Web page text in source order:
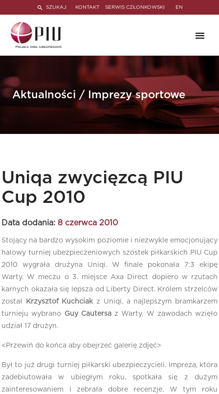
SZUKAJ KONTAKT SERWIS CZŁONKOWSKI EN
Aktualności / Imprezy sportowe
Uniqa zwycięzcą PIU
Cup 2010
Data dodania: 8 czerwca 2010
Stojący na bardzo wysokim poziomie i niezwykle emocjonujący
halowy turniej ubezpieczeniowych szóstek piłkarskich PIU Cup
2010 wygrała drużyna Uniqi. W finale pokonała 7:3 ekipę
Warty. W meczu o 3. miejsce Axa Direct dopiero w rzutach
karnych okazała się lepsza od Liberty Direct. Królem strzelców
został
Krzysztof Kuchciak z Uniqi, a najlepszym bramkarzem
turnieju wybrano Guy Cautersaz Warty. W zawodach wzięło
udział 17 drużyn.
<Przewiń do końca aby obejrzeć galerię zdjęć>
Był to już drugi turniej piłkarski ubezpieczycieli. Impreza, która
zadebiutowała w ubiegłym roku, spotkała się z dużym
zainteresowaniem i zebrała dobre recenzje. W tym roku